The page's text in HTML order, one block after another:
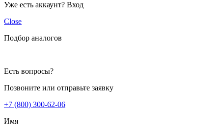
Уже есть аккаунт? Вход
Close
Подбор аналогов
Есть вопросы?
Позвоните или отправьте заявку
+7 (800) 300-62-06
Имя